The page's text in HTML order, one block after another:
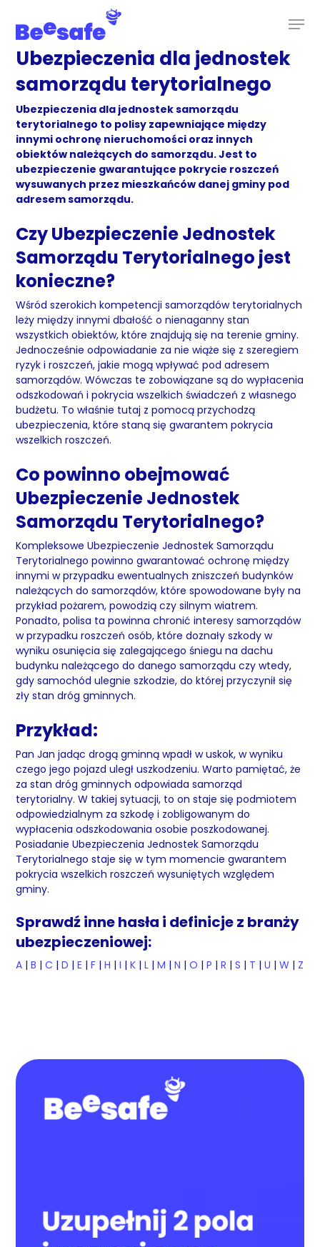
main
content
Ubezpieczenia dla jednostek
samorządu terytorialnego
Ubezpieczenia dla jednostek samorządu
terytorialnego to polisy zapewniające między
innymi ochronę nieruchomości oraz innych
obiektów należących do samorządu. Jest to
ubezpieczenie gwarantujące pokrycie roszczeń
wysuwanych przez mieszkańców danej gminy pod
adresem samorządu.
Czy Ubezpieczenie Jednostek
Samorządu Terytorialnego jest
konieczne?
Wśród szerokich kompetencji samorządów terytorialnych
leży między innymi dbałość o nienaganny stan
wszystkich obiektów, które znajdują się na terenie gminy.
Jednocześnie odpowiadanie za nie wiąże się z szeregiem
ryzyk i roszczeń, jakie mogą wpływać pod adresem
samorządów. Wówczas te zobowiązane są do wypłacenia
odszkodowań i pokrycia wszelkich świadczeń z własnego
budżetu. To właśnie tutaj z pomocą przychodzą
ubezpieczenia, które staną się gwarantem pokrycia
wszelkich roszczeń.
Co powinno obejmować
Ubezpieczenie Jednostek
Samorządu Terytorialnego?
Kompleksowe Ubezpieczenie Jednostek Samorządu
Terytorialnego powinno gwarantować ochronę między
innymi w przypadku ewentualnych zniszczeń budynków
należących do samorządów, które spowodowane były na
przykład pożarem, powodzią czy silnym wiatrem.
Ponadto, polisa ta powinna chronić interesy samorządów
w przypadku roszczeń osób, które doznały szkody w
wyniku osunięcia się zalegającego śniegu na dachu
budynku należącego do danego samorządu czy wtedy,
gdy samochód ulegnie szkodzie, do której przyczynił się
zły stan dróg gminnych.
Przykład:
Pan Jan jadąc drogą gminną wpadł w uskok, w wyniku
czego jego pojazd uległ uszkodzeniu. Warto pamiętać, że
za stan dróg gminnych odpowiada samorząd
terytorialny. W takiej sytuacji, to on staje się podmiotem
odpowiedzialnym za szkodę i zobligowanym do
wypłacenia odszkodowania osobie poszkodowanej.
Posiadanie Ubezpieczenia Jednostek Samorządu
Terytorialnego staje się w tym momencie gwarantem
pokrycia wszelkich roszczeń wysuniętych względem
gminy.
Sprawdź inne hasła i definicje z branży
ubezpieczeniowej:
A |B |C |D |E |F |H |I |K |L |M |N |O |P |R |S | T |U |W | Z